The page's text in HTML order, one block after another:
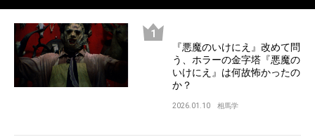
『悪魔のいけにえ』改めて問
う、ホラーの金字塔『悪魔の
いけにえ』は何故怖かったの
か？
2026.01.10 相馬学